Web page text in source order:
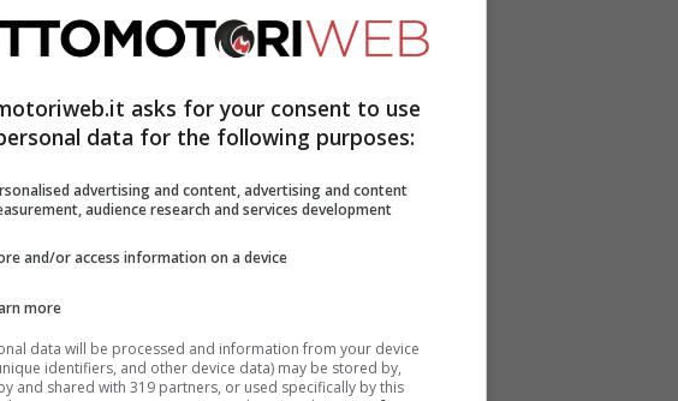
5 secondi di penalità per l’entrata
essere in discesa per il
SC ed un pit stop rallentato
posizione. La battaglia si è
per la seconda piazza, alle spalle
asks for your consent to use
data for the following purposes:
advertising and content, advertising and content
audience research and services development
and/or access information on a device
more
data will be processed and information from your device
identifiers, and other device data) may be stored by,
and shared with 319 partners, or used specifically by this